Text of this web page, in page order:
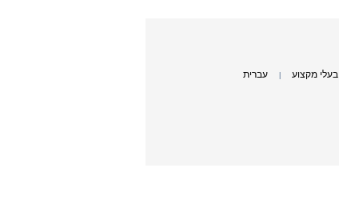
בעלי מקצוע עברית